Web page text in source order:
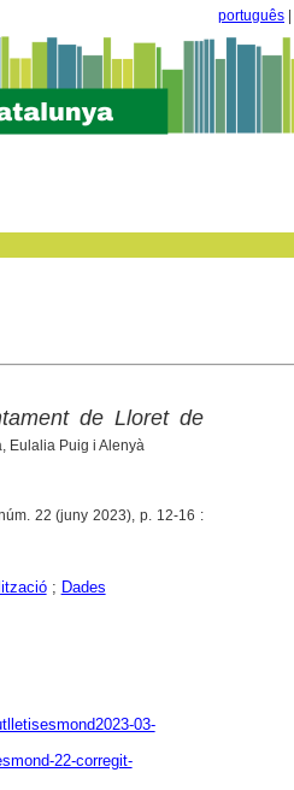
português
de Lloret de
Eulalia Puig i Alenyà
22 (juny 2023), p. 12-16 :
; Dades
03-
22-corregit-